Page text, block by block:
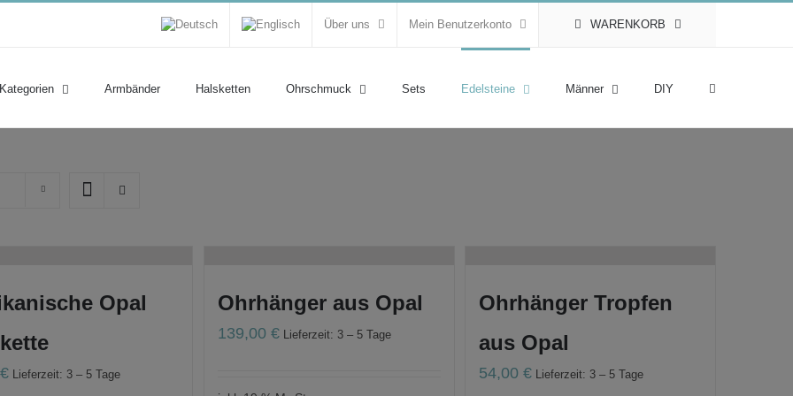
Über uns Mein Benutzerkonto WARENKORB
Armbänder Halsketten Ohrschmuck Sets Edelsteine Männer DIY
Opal
€ Lieferzeit: 3 – 5 Tage
Ohrhänger aus Opal
139,00 € Lieferzeit: 3 – 5 Tage
Ohrhänger Tropfen
aus Opal
54,00€ Lieferzeit: 3 – 5 Tage